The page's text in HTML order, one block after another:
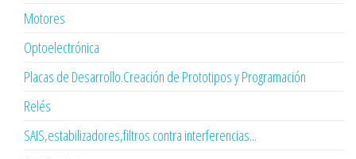
Motores
Optoelectrónica
Placas de Desarrollo.Creación de Prototipos y Programación
Relés
SAIS,estabilizadores,filtros contra interferencias...